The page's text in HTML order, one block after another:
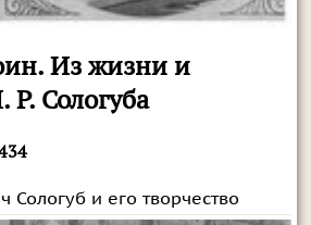
Из жизни и
Р. Сологуба
Сологуб и его творчество